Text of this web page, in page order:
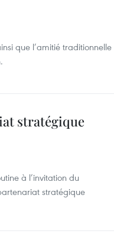
que l’amitié traditionnelle
stratégique
à l’invitation du
stratégique